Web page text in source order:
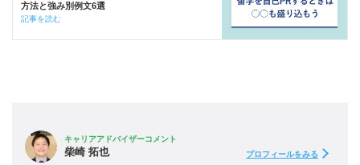
方法と強み別例文6選
記事を読む
キャリアアドバイザーコメント
柴崎 拓也 プロフィールをみる